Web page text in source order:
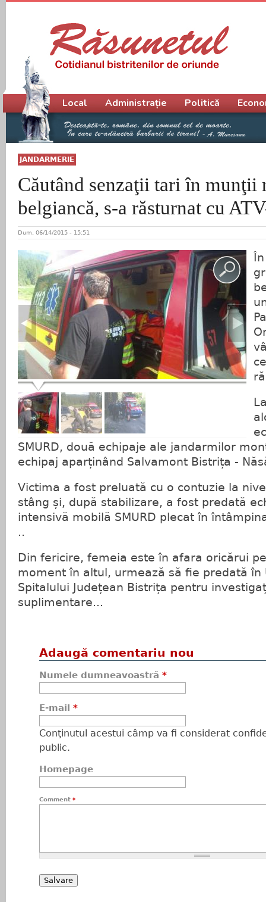
JANDARMERIE
Căutând senzaţii tari în munţii
belgiancă, s-a răsturnat cu
Dum, 06/14/2015 - 15:51
SMURD, două echipaje ale jandarmilor
echipaj aparținând Salvamont Bistrița -
Victima a fost preluată cu o contuzie la
stâng și, după stabilizare, a fost predată
intensivă mobilă SMURD plecat în
..
Din fericire, femeia este în afara oricărui
moment în altul, urmează să fie predată în
Spitalului Județean Bistrița pentru
suplimentare...
Adaugă comentariu nou
Numele dumneavoastră *
E-mail *
Conţinutul acestui câmp va fi considerat
public.
Homepage
Comment *
Meniu principal
Local Administrație Politică